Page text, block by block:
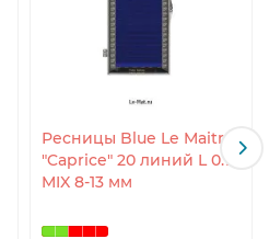
Ресницы Blue Le Maitre
"Caprice" 20 линий L 0.10
MIX 8-13 мм